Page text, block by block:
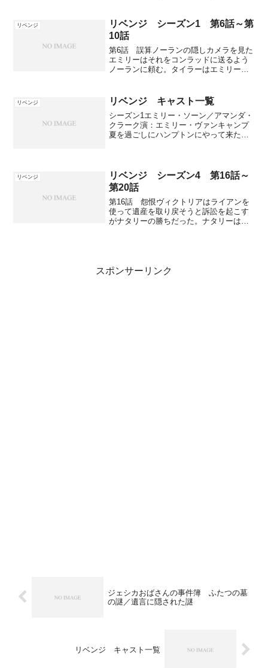
てきて、グレイソンからエミリーに乗り
換え、今度のメモリアルデ...
リベンジ
リベンジ シーズン1 第6話～第
10話
第6話 誤算ノーランの隠しカメラを見た
エミリーはそれをコンラッドに送るよう
ノーランに頼む。タイラーはエミリーと
エミリーはタイラーの話の矛盾点を指摘
する。映像を見たコンラ...
リベンジ リベンジ キャスト一覧
シーズン1エミリー・ソーン／アマンダ・
クラーク演：エミリー・ヴァンキャンプ
夏を過ごしにハンプトンにやって来た女
ウコンラッド・グレイソ...
リベンジ
リベンジ シーズン4 第16話～
第20話
第16話 怨恨ヴィクトリアはライアンを
使って遺産を取り戻そうと訴訟を起こす
がナタリーの勝ちだった。ナタリーはデ
スポンサーリンク
ジェシカおばさんの事件簿 ふたつの墓
の謎／遺言に隠された謎
リベンジ キャスト一覧